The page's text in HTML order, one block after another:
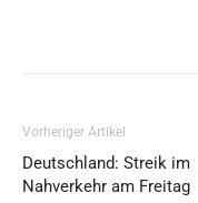
Vorheriger Artikel
Deutschland: Streik im
Nahverkehr am Freitag